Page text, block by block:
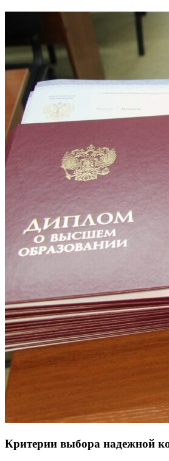
Критерии выбора надежной